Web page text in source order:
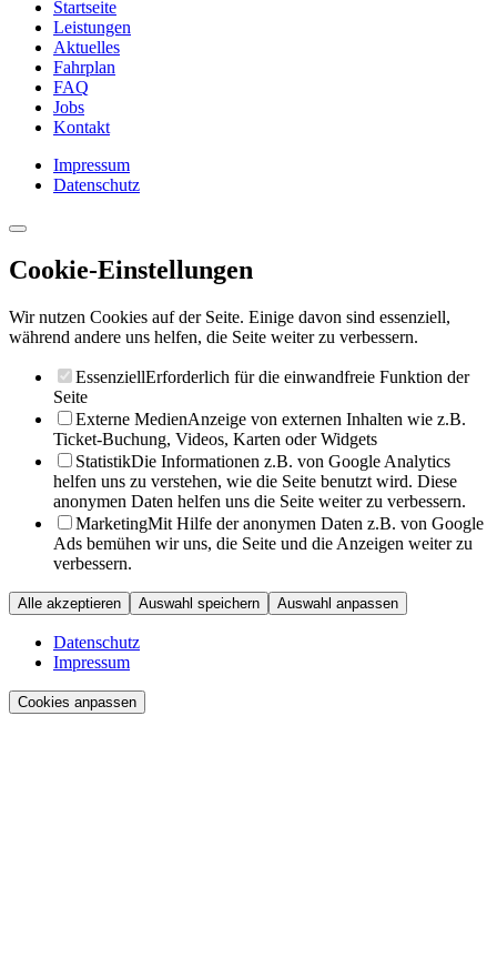
Startseite
Leistungen
Aktuelles
Fahrplan
FAQ
Jobs
Kontakt
Impressum
Datenschutz
Cookie-Einstellungen
Wir nutzen Cookies auf der Seite. Einige davon sind essenziell,
während andere uns helfen, die Seite weiter zu verbessern.
EssenziellErforderlich für die einwandfreie Funktion der
Seite
Externe MedienAnzeige von externen Inhalten wie z.B.
Ticket-Buchung, Videos, Karten oder Widgets
StatistikDie Informationen z.B. von Google Analytics
helfen uns zu verstehen, wie die Seite benutzt wird. Diese
anonymen Daten helfen uns die Seite weiter zu verbessern.
MarketingMit Hilfe der anonymen Daten z.B. von Google
Ads bemühen wir uns, die Seite und die Anzeigen weiter zu
verbessern.
Alle akzeptieren Auswahl speichern Auswahl anpassen
Datenschutz
Impressum
Cookies anpassen